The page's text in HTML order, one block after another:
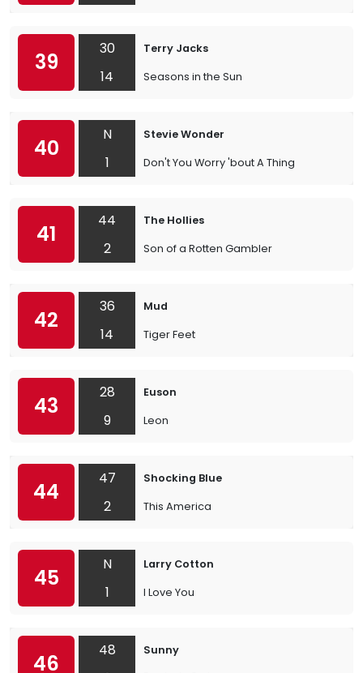
39
30
14
Terry Jacks
Seasons in the Sun
40
N
1
Stevie Wonder
Don't You Worry 'bout A Thing
41
44
2
The Hollies
Son of a Rotten Gambler
42
36
14
Mud
Tiger Feet
43
28
9
Euson
Leon
44
47
2
Shocking Blue
This America
45
N
1
Larry Cotton
I Love You
46
48
Sunny